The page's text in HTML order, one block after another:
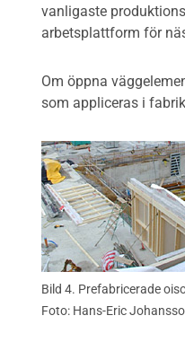
vanligaste
arbetsplattform för
Om öppna
som appliceras i
Bild 4. Prefabricerade
Foto: Hans-Eric